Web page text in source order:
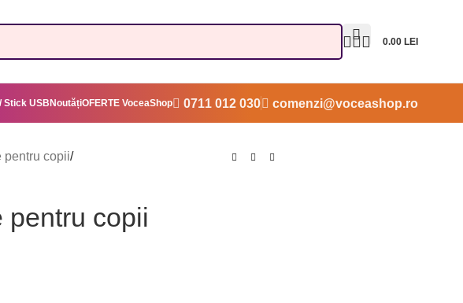
0.00 LEI
Stick USB NoutățiOFERTE VoceaShop 0711 012 030 comenzi@voceashop.ro
pentru copii/
pentru copii